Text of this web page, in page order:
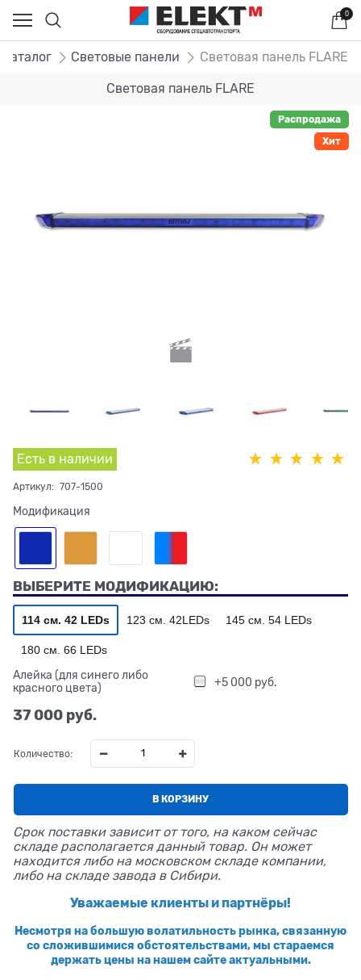
0
Каталог Световые панели Световая панель FLARE
Световая панель FLARE
Распродажа
Хит
Есть в наличии
Артикул: 707-1500
Модификация
ВЫБЕРИТЕ МОДИФИКАЦИЮ:
114 см. 42 LEDs 123 см. 42LEDs 145 см. 54 LEDs
180 см. 66 LEDs
Алейка (для синего либо
красного цвета)
+5 000 руб.
37 000 руб.
Количество:
В КОРЗИНУ
Срок поставки зависит от того, на каком сейчас
складе располагается данный товар. Он может
находится либо на московском складе компании,
либо на складе завода в Сибири.
Уважаемые клиенты и партнёры!
Несмотря на большую волатильность рынка, связанную
со сложившимися обстоятельствами, мы стараемся
держать цены на нашем сайте актуальными.